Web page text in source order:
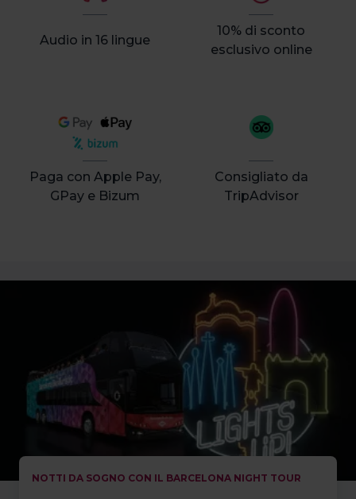
Audio in 16 lingue
10% di sconto
esclusivo online
Paga con Apple Pay,
GPay e Bizum
Consigliato da
TripAdvisor
NOTTI DA SOGNO CON IL BARCELONA NIGHT TOUR